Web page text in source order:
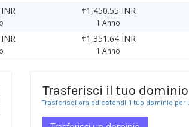
₹1,450.55 INR
1 Anno
₹1,351.64 INR
1 Anno
Trasferisci il tuo
Trasferisci ora ed estendi il tuo dominio per